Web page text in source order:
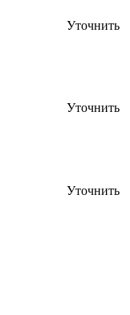
Уточнить
Уточнить
Уточнить